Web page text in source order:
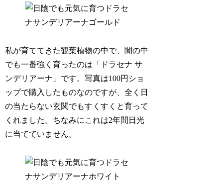
私が育ててきた観葉植物の中で、闇の中
でも一番強く育ったのは「ドラセナ サ
ンデリアーナ」です。写真は100円ショ
ップで購入したものなのですが、全く日
の当たらない玄関でもすくすくと育って
くれました。ちなみにこれは2年間日光
に当てていません。